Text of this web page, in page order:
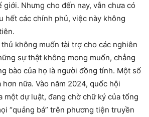
giới. Nhưng cho đến nay, vẫn chưa có
hết các chính phủ, việc này không
không muốn tài trợ cho các nghiên
sự thật không mong muốn, chẳng
bào của họ là người đồng tính. Một số
nữa. Vào năm 2024, quốc hội
một dự luật, đang chờ chữ ký của tổng
“quảng bá” trên phương tiện truyền